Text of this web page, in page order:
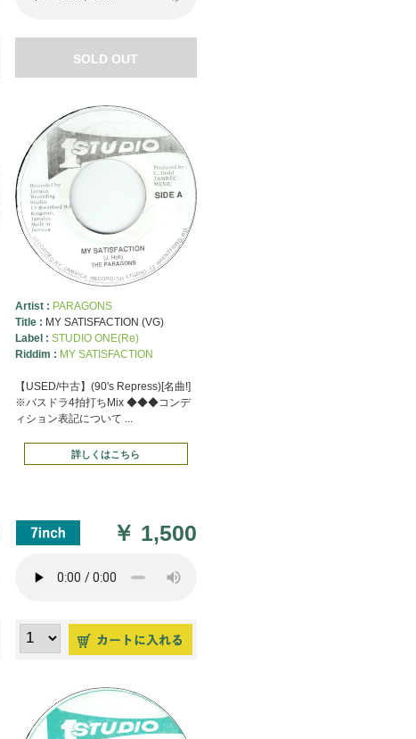
SOLD OUT
Artist : PARAGONS
Title : MY SATISFACTION (VG)
Label : STUDIO ONE(Re)
Riddim : MY SATISFACTION
【USED/中古】(90's Repress)[名曲!]
※バスドラ4拍打ちMix ◆◆◆コンデ
ィション表記について ...
詳しくはこちら
￥ 1,500